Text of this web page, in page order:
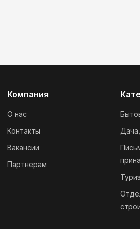
Компания
О нас
Контакты
Вакансии
Партнерам